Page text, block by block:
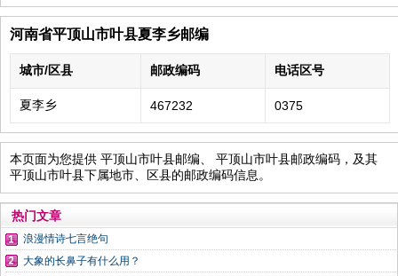
河南省平顶山市叶县夏李乡邮编
城市/区县 邮政编码 电话区号
夏李乡 467232 0375
本页面为您提供 平顶山市叶县邮编、 平顶山市叶县邮政编码，及其
平顶山市叶县下属地市、区县的邮政编码信息。
热门文章
浪漫情诗七言绝句
大象的长鼻子有什么用？